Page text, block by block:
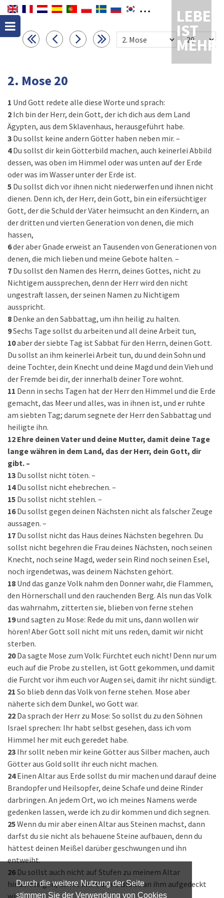
Durch die weitere Nutzung der Seite
stimmen Sie der Verwendung von Cookies
LEBEN
IST
MEHR
2. Mose 20
1 Und Gott redete alle diese Worte und sprach:
2 Ich bin der Herr, dein Gott, der ich dich aus dem Land
Ägypten, aus dem Sklavenhaus, herausgeführt habe.
3 Du sollst keine andern Götter haben neben mir. –
4 Du sollst dir kein Götterbild machen, auch keinerlei Abbild
dessen, was oben im Himmel oder was unten auf der Erde
oder was im Wasser unter der Erde ist.
5 Du sollst dich vor ihnen nicht niederwerfen und ihnen nicht
dienen. Denn ich, der Herr, dein Gott, bin ein eifersüchtiger
Gott, der die Schuld der Väter heimsucht an den Kindern, an
der dritten und vierten Generation von denen, die mich
hassen,
6der aber Gnade erweist an Tausenden von Generationen von
denen, die mich lieben und meine Gebote halten. –
7 Du sollst den Namen des Herrn, deines Gottes, nicht zu
Nichtigem aussprechen, denn der Herr wird den nicht
ungestraft lassen, der seinen Namen zu Nichtigem
ausspricht.
8 Denke an den Sabbattag, um ihn heilig zu halten.
9Sechs Tage sollst du arbeiten und all deine Arbeit tun,
10aber der siebte Tag ist Sabbat für den Herrn, deinen Gott.
Du sollst an ihm keinerlei Arbeit tun, du und dein Sohn und
deine Tochter, dein Knecht und deine Magd und dein Vieh und
der Fremde bei dir, der innerhalb deiner Tore wohnt.
11 Denn in sechs Tagen hat der Herr den Himmel und die Erde
gemacht, das Meer und alles, was in ihnen ist, und er ruhte
am siebten Tag; darum segnete der Herr den Sabbattag und
heiligte ihn.
12 Ehre deinen Vater und deine Mutter, damit deine Tage
lange währen in dem Land, das der Herr, dein Gott, dir
gibt. –
13 Du sollst nicht töten. –
14 Du sollst nicht ehebrechen. –
15 Du sollst nicht stehlen. –
16 Du sollst gegen deinen Nächsten nicht als falscher Zeuge
aussagen. –
17 Du sollst nicht das Haus deines Nächsten begehren. Du
sollst nicht begehren die Frau deines Nächsten, noch seinen
Knecht, noch seine Magd, weder sein Rind noch seinen Esel,
noch irgendetwas, was deinem Nächsten gehört.
18 Und das ganze Volk nahm den Donner wahr, die Flammen,
den Hörnerschall und den rauchenden Berg. Als nun das Volk
das wahrnahm, zitterten sie, blieben von ferne stehen
19und sagten zu Mose: Rede du mit uns, dann wollen wir
hören! Aber Gott soll nicht mit uns reden, damit wir nicht
sterben.
20 Da sagte Mose zum Volk: Fürchtet euch nicht! Denn nur um
euch auf die Probe zu stellen, ist Gott gekommen, und damit
die Furcht vor ihm euch vor Augen sei, damit ihr nicht sündigt.
21 So blieb denn das Volk von ferne stehen. Mose aber
näherte sich dem Dunkel, wo Gott war.
22 Da sprach der Herr zu Mose: So sollst du zu den Söhnen
Israel sprechen: Ihr habt selbst gesehen, dass ich vom
Himmel her mit euch geredet habe.
23 Ihr sollt neben mir keine Götter aus Silber machen, auch
Götter aus Gold sollt ihr euch nicht machen.
24 Einen Altar aus Erde sollst du mir machen und darauf deine
Brandopfer und Heilsopfer, deine Schafe und deine Rinder
darbringen. An jedem Ort, wo ich meines Namens werde
gedenken lassen, werde ich zu dir kommen und dich segnen.
25Wenn du mir aber einen Altar aus Steinen machst, dann
darfst du sie nicht als behauene Steine aufbauen, denn du
hättest deinen Meißel darüber geschwungen und ihn
entweiht.
26 Du sollst auch nicht auf Stufen zu meinem Altar
hinaufsteigen, damit nicht deine Blöße an ihm aufgedeckt
wird.